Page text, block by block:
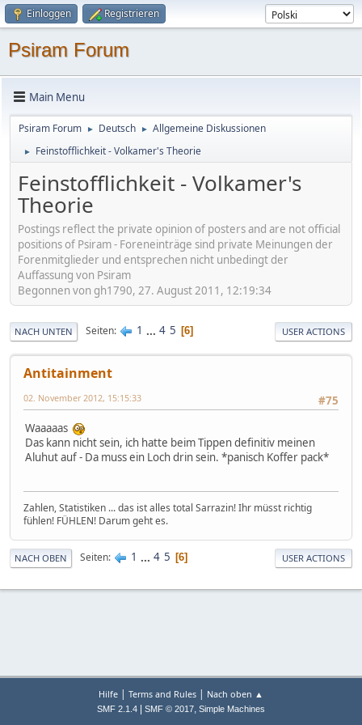
Einloggen Registrieren
Psiram Forum
Main Menu
Psiram Forum ► Deutsch ► Allgemeine Diskussionen
► Feinstofflichkeit - Volkamer's Theorie
Feinstofflichkeit - Volkamer's
Theorie
Postings reflect the private opinion of posters and are not official
positions of Psiram - Foreneinträge sind private Meinungen der
Forenmitglieder und entsprechen nicht unbedingt der
Auffassung von Psiram
Begonnen von gh1790, 27. August 2011, 12:19:34
NACH UNTEN Seiten 1 ... 4 5 6 USER ACTIONS
Antitainment
#75
02. November 2012, 15:15:33
Waaaaas
Das kann nicht sein, ich hatte beim Tippen definitiv meinen
Aluhut auf - Da muss ein Loch drin sein. *panisch Koffer pack*
Zahlen, Statistiken ... das ist alles total Sarrazin! Ihr müsst richtig
fühlen! FÜHLEN! Darum geht es.
NACH OBEN Seiten 1 ... 4 5 6 USER ACTIONS
Hilfe | Terms and Rules | Nach oben ▲
SMF 2.1.4 SMF © 2017, Simple Machines